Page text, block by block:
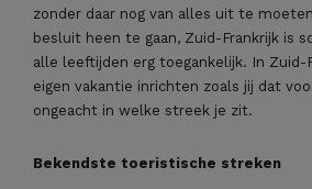
zonder daar nog van alles uit te
besluit heen te gaan, Zuid-Frankrijk is
alle leeftijden erg toegankelijk. In Zuid-
eigen vakantie inrichten zoals jij dat
ongeacht in welke streek je zit.
Bekendste toeristische streken